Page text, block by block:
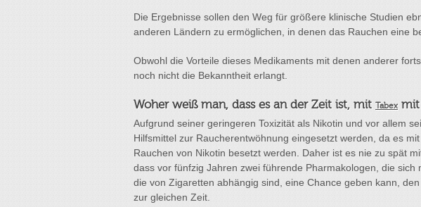
Die Ergebnisse sollen den Weg für größere klinische Studien
anderen Ländern zu ermöglichen, in denen das Rauchen eine
Obwohl die Vorteile dieses Medikaments mit denen anderer
noch nicht die Bekanntheit erlangt.
Woher weiß man, dass es an der Zeit ist, mit Tabexmit
Aufgrund seiner geringeren Toxizität als Nikotin und vor allem
Hilfsmittel zur Raucherentwöhnung eingesetzt werden, da es
Rauchen von Nikotin besetzt werden. Daher ist es nie zu spät
dass vor fünfzig Jahren zwei führende Pharmakologen, die
die von Zigaretten abhängig sind, eine Chance geben kann,
zur gleichen Zeit.